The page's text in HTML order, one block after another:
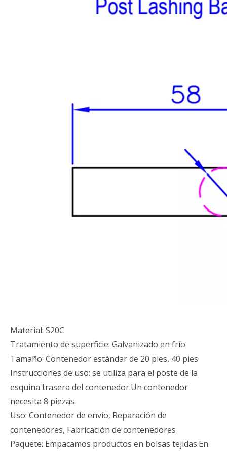
Material: S20C
Tratamiento de superficie: Galvanizado en frío
Tamaño: Contenedor estándar de 20 pies, 40 pies
Instrucciones de uso: se utiliza para el poste de la
esquina trasera del contenedor.Un contenedor
necesita 8 piezas.
Uso: Contenedor de envío, Reparación de
contenedores, Fabricación de contenedores
Paquete: Empacamos productos en bolsas tejidas.En